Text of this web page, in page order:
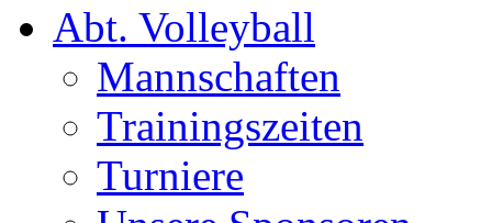
Abt. Volleyball
Mannschaften
Trainingszeiten
Turniere